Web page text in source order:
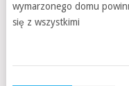
wymarzonego domu
się z wszystkimi